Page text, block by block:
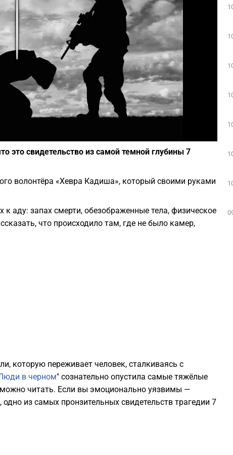
это свидетельство из самой темной глубины 7
волонтёра «Хевра Кадиша», который своими руками
к аду: запах смерти, обезображенные тела, физическое
что происходило там, где не было камер,
которую переживает человек, сталкиваясь с
в черном" сознательно опустила самые тяжёлые
читать. Если вы эмоционально уязвимы —
из самых пронзительных свидетельств трагедии 7